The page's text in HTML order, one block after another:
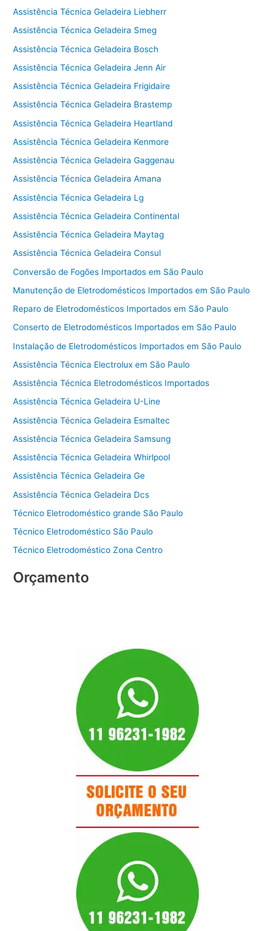
Assistência Técnica Geladeira Liebherr
Assistência Técnica Geladeira Smeg
Assistência Técnica Geladeira Bosch
Assistência Técnica Geladeira Jenn Air
Assistência Técnica Geladeira Frigidaire
Assistência Técnica Geladeira Brastemp
Assistência Técnica Geladeira Heartland
Assistência Técnica Geladeira Kenmore
Assistência Técnica Geladeira Gaggenau
Assistência Técnica Geladeira Amana
Assistência Técnica Geladeira Lg
Assistência Técnica Geladeira Continental
Assistência Técnica Geladeira Maytag
Assistência Técnica Geladeira Consul
Conversão de Fogões Importados em São Paulo
Manutenção de Eletrodomésticos Importados em São Paulo
Reparo de Eletrodomésticos Importados em São Paulo
Conserto de Eletrodomésticos Importados em São Paulo
Instalação de Eletrodomésticos Importados em São Paulo
Assistência Técnica Electrolux em São Paulo
Assistência Técnica Eletrodomésticos Importados
Assistência Técnica Geladeira U-Line
Assistência Técnica Geladeira Esmaltec
Assistência Técnica Geladeira Samsung
Assistência Técnica Geladeira Whirlpool
Assistência Técnica Geladeira Ge
Assistência Técnica Geladeira Dcs
Técnico Eletrodoméstico grande São Paulo
Técnico Eletrodoméstico São Paulo
Técnico Eletrodoméstico Zona Centro
Orçamento